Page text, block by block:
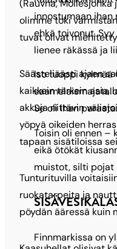
innostumaan ihan
ehkä toivonut.
lienee räkässä ja
Iso tuoppi kylmää
Se oli ihan parasta.
Toisin oli ennen –
eikä ötökät
muistot, silti pojat
Finnmarkissa on
(Rauvna,
olimme toki
tuvat olivat
Säästeliäästi ajaen
kaikkein tärkein asia,
akkuja riittävin
yöpyä oikeiden
tapaan sisätiloissa
Tunturituvilla
ruokatarpeita ja
pöydän ääressä kuin